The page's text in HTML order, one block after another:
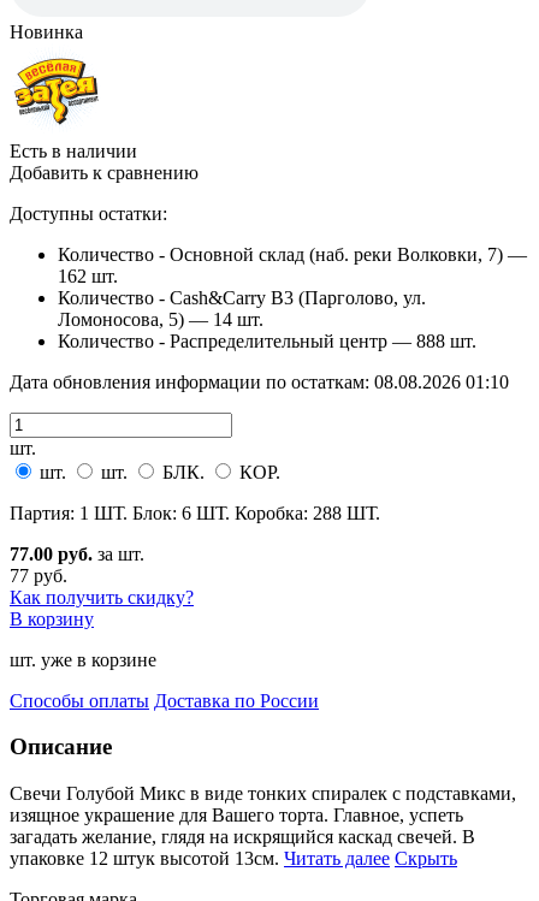
Новинка
Есть в наличии
Добавить к сравнению
Доступны остатки:
Количество - Основной склад (наб. реки Волковки, 7) —
162 шт.
Количество - Cash&Carry B3 (Парголово, ул.
Ломоносова, 5) — 14 шт.
Количество - Распределительный центр — 888 шт.
Дата обновления информации по остаткам: 08.08.2026 01:10
шт.
шт.
шт. БЛК.
КОР.
Партия: 1 ШТ. Блок: 6 ШТ. Коробка: 288 ШТ.
77.00 руб. за шт.
77 руб.
Как получить скидку?
В корзину
шт. уже в корзине
Способы оплаты Доставка по России
Описание
Свечи Голубой Микс в виде тонких спиралек с подставками,
изящное украшение для Вашего торта. Главное, успеть
загадать желание, глядя на искрящийся каскад свечей. В
упаковке 12 штук высотой 13см. Читать далее Скрыть